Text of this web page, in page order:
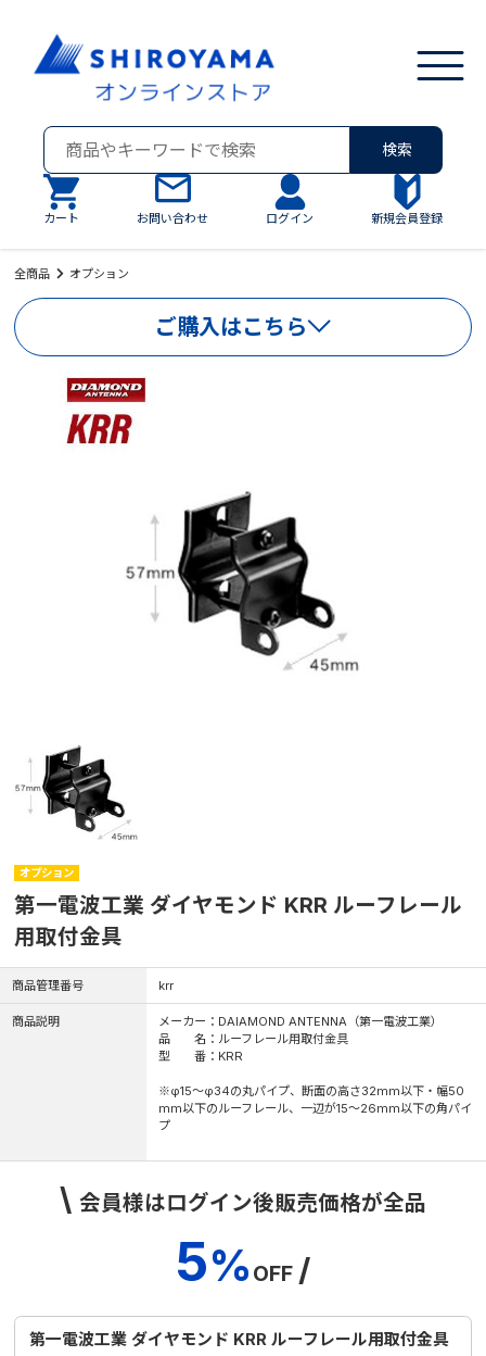
検索
カート お問い合わせ ログイン 新規会員登録
全商品 オプション
ご購入はこちら
オプション
第一電波工業 ダイヤモンド KRR ルーフレール
用取付金具
商品管理番号 krr
商品説明
メーカー：DAIAMOND ANTENNA（第一電波工業）
品 名：ルーフレール用取付金具
型 番：KRR
※φ15～φ34の丸パイプ、断面の高さ32mm以下・幅50
mm以下のルーフレール、一辺が15～26mm以下の角パイ
プ
\ 会員様はログイン後販売価格が全品
5% OFF /
第一電波工業 ダイヤモンド KRR ルーフレール用取付金具